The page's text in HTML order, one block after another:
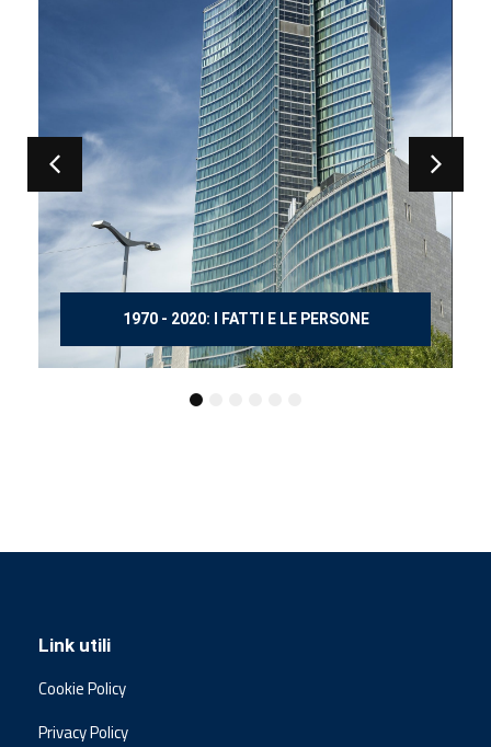
150 ANNI DOPO MANZONI
Link utili
Cookie Policy
Privacy Policy